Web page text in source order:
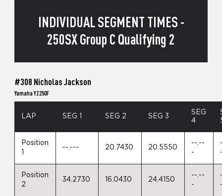
INDIVIDUAL SEGMENT TIMES -
250SX Group C Qualifying 2
#308 Nicholas Jackson
Yamaha YZ250F
LAP SEG 1 SEG 2 SEG 3
SEG
4
Position
1
--.--- 20.7430 20.5550
--.--
-
Position
2
34.2730 16.0430 24.4150
--.--
-